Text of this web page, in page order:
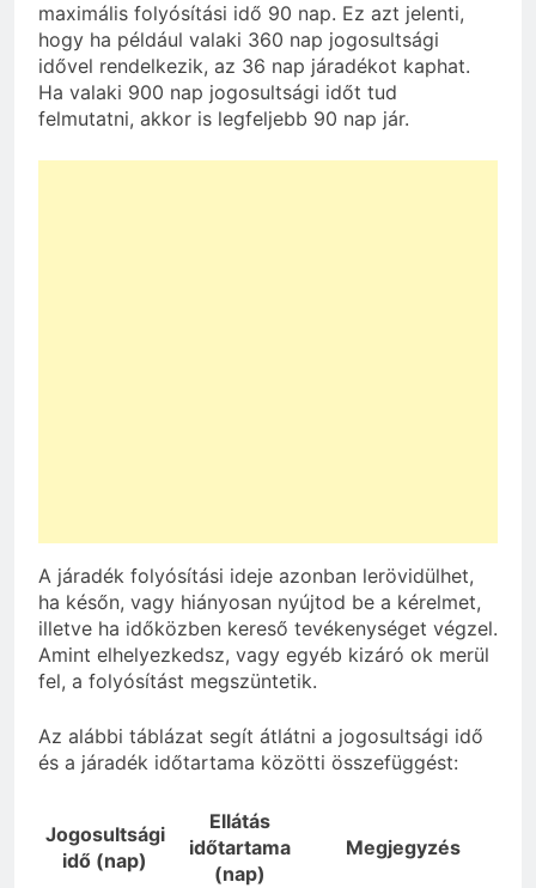
maximális folyósítási idő 90 nap. Ez azt jelenti,
hogy ha például valaki 360 nap jogosultsági
idővel rendelkezik, az 36 nap járadékot kaphat.
Ha valaki 900 nap jogosultsági időt tud
felmutatni, akkor is legfeljebb 90 nap jár.
A járadék folyósítási ideje azonban lerövidülhet,
ha későn, vagy hiányosan nyújtod be a kérelmet,
illetve ha időközben kereső tevékenységet végzel.
Amint elhelyezkedsz, vagy egyéb kizáró ok merül
fel, a folyósítást megszüntetik.
Az alábbi táblázat segít átlátni a jogosultsági idő
és a járadék időtartama közötti összefüggést:
Jogosultsági
idő (nap)
Ellátás
időtartama
(nap)
Megjegyzés